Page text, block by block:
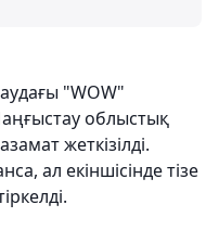
"WOW"
облыстық
жеткізілді.
ал екіншісінде тізе